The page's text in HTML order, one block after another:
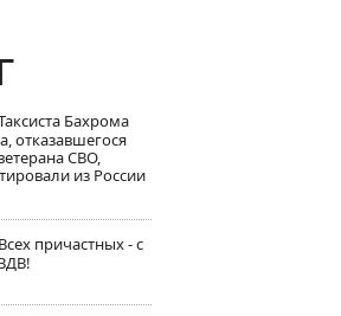
Бахрома
отказавшегося
СВО,
из России
Всех причастных - с